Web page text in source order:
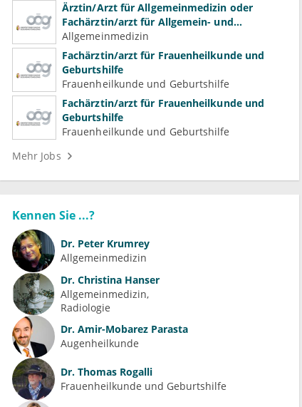
Ärztin/Arzt für Allgemeinmedizin oder
Fachärztin/arzt für Allgemein- und
Familienmedizin für Psychiatrie und
Psychotherapeutische Medizin
Allgemeinmedizin
Fachärztin/arzt für Frauenheilkunde und
Geburtshilfe
Frauenheilkunde und Geburtshilfe
Fachärztin/arzt für Frauenheilkunde und
Geburtshilfe
Frauenheilkunde und Geburtshilfe
Mehr Jobs
Kennen Sie ...?
Dr. Peter Krumrey
Allgemeinmedizin
Dr. Christina Hanser
Allgemeinmedizin
Radiologie
Dr. Amir-Mobarez Parasta
Augenheilkunde
Dr. Thomas Rogalli
Frauenheilkunde und Geburtshilfe